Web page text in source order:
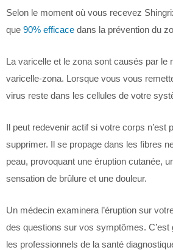
Selon le moment où vous recevez
que 90% efficace dans la prévention du
La varicelle et le zona sont causés par le
varicelle-zona. Lorsque vous vous
virus reste dans les cellules de votre
Il peut redevenir actif si votre corps n’est
supprimer. Il se propage dans les fibres
peau, provoquant une éruption cutanée,
sensation de brûlure et une douleur.
Un médecin examinera l’éruption sur
des questions sur vos symptômes. C’est
les professionnels de la santé